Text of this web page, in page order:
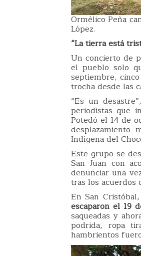
Ormélico Peña
López.
“La tierra está
Un concierto de
el pueblo solo
septiembre,
trocha desde las
“Es un
periodistas que
Potedó el 14 de
desplazamiento
Indígena del
Este grupo se
San Juan con
denunciar una
tras los acuerdos
En San
escaparon el 19
saqueadas y
podrida, ropa
hambrientos